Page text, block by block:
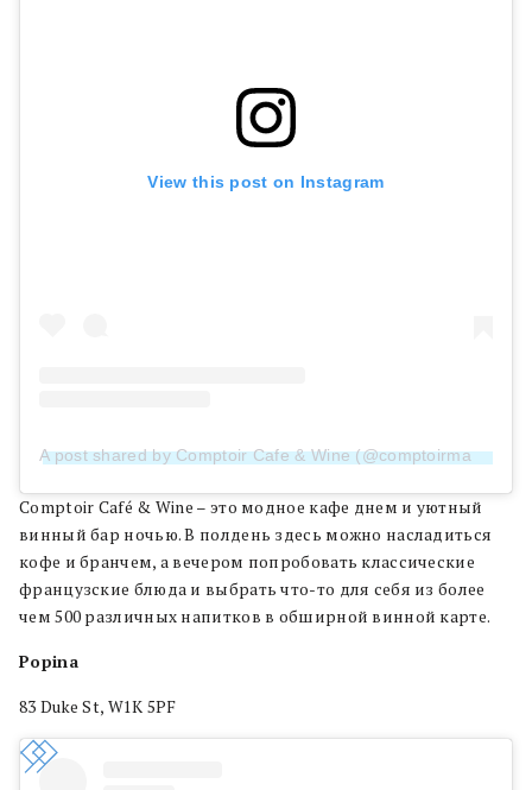
View this post on Instagram
A post shared by Comptoir Cafe & Wine (@comptoirmayfair)
Comptoir Café & Wine – это модное кафе днем и уютный
винный бар ночью. В полдень здесь можно насладиться
кофе и бранчем, а вечером попробовать классические
французские блюда и выбрать что-то для себя из более
чем 500 различных напитков в обширной винной карте.
Popina
83 Duke St, W1K 5PF